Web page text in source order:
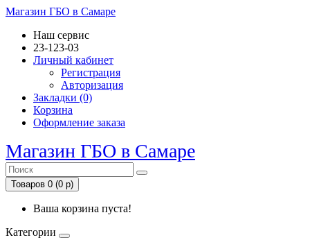
Магазин ГБО в Самаре
Наш сервис
23-123-03
Личный кабинет
Регистрация
Авторизация
Закладки (0)
Корзина
Оформление заказа
Магазин ГБО в Самаре
Товаров 0 (0 р)
Ваша корзина пуста!
Категории